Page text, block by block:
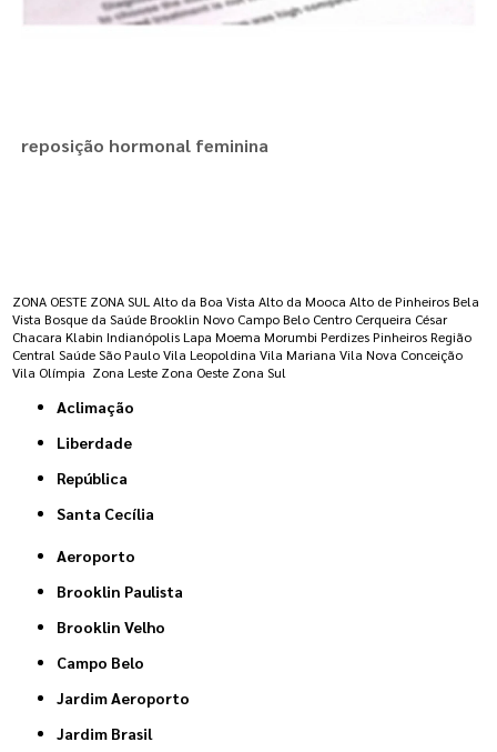
reposição hormonal feminina
ZONA OESTE ZONA SUL Alto da Boa Vista Alto da Mooca Alto de Pinheiros Bela
Vista Bosque da Saúde Brooklin Novo Campo Belo Centro Cerqueira César
Chacara Klabin Indianópolis Lapa Moema Morumbi Perdizes Pinheiros Região
Central Saúde São Paulo Vila Leopoldina Vila Mariana Vila Nova Conceição
Vila Olímpia Zona Leste Zona Oeste Zona Sul
Aclimação
Liberdade
República
Santa Cecília
Aeroporto
Brooklin Paulista
Brooklin Velho
Campo Belo
Jardim Aeroporto
Jardim Brasil